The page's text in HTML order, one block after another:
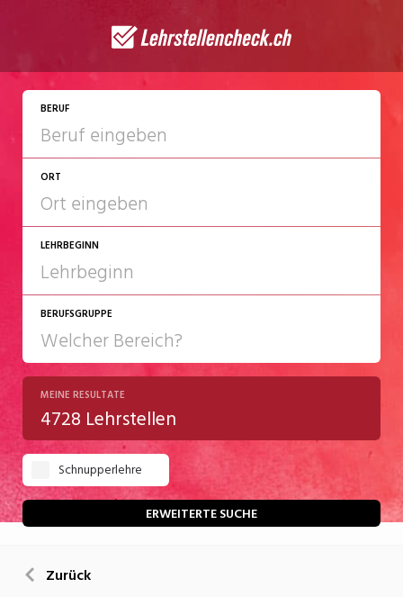
BERUF
ORT
LEHRBEGINN
2027
2028
BERUFSGRUPPE
Chemie/Pharma
Gastgewerbe
Gesundheit/Pflege/Soziales
Handwerk/Technik
Kultur
MEINE RESULTATE
4728 Lehrstellen
Schnupperlehre
ERWEITERTE SUCHE
Zurück